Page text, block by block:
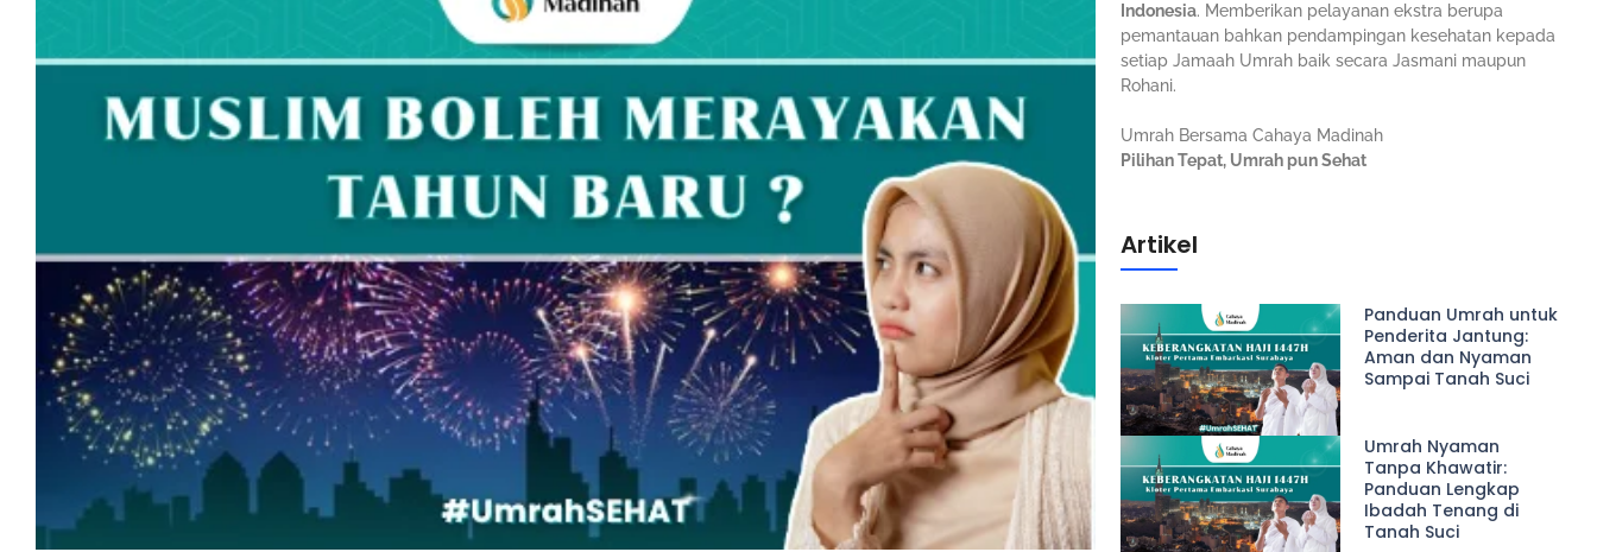
Indonesia. Memberikan pelayanan ekstra berupa
pemantauan bahkan pendampingan kesehatan kepada
setiap Jamaah Umrah baik secara Jasmani maupun
Rohani.
Umrah Bersama Cahaya Madinah
Pilihan Tepat, Umrah pun Sehat
Artikel
Panduan Umrah untuk
Penderita Jantung:
Aman dan Nyaman
Sampai Tanah Suci
Umrah Nyaman
Tanpa Khawatir:
Panduan Lengkap
Ibadah Tenang di
Tanah Suci